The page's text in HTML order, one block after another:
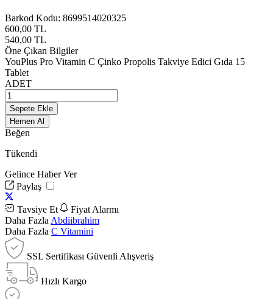
Barkod Kodu: 8699514020325
600,00 TL
540,00 TL
Öne Çıkan Bilgiler
YouPlus Pro Vitamin C Çinko Propolis Takviye Edici Gıda 15
Tablet
ADET
Sepete Ekle
Hemen Al
Beğen
Tükendi
Gelince Haber Ver
Paylaş
Tavsiye Et
Fiyat Alarmı
Daha Fazla Abdiibrahim
Daha Fazla C Vitamini
SSL Sertifikası Güvenli Alışveriş
Hızlı Kargo